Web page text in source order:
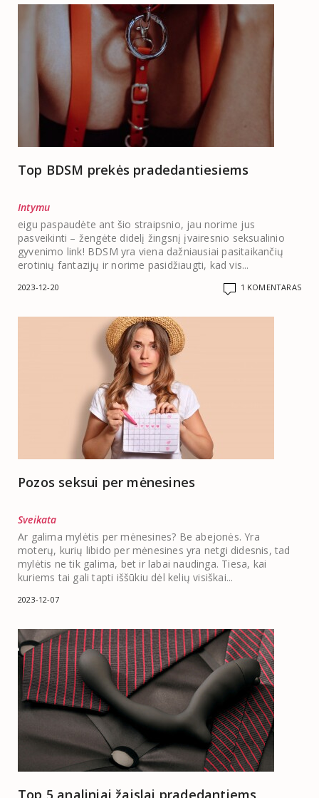
Top BDSM prekės pradedantiesiems
Intymu
eigu paspaudėte ant šio straipsnio, jau norime jus
pasveikinti – žengėte didelį žingsnį įvairesnio seksualinio
gyvenimo link! BDSM yra viena dažniausiai pasitaikančių
erotinių fantazijų ir norime pasidžiaugti, kad vis...
2023-12-20 1 KOMENTARAS
Pozos seksui per mėnesines
Sveikata
Ar galima mylėtis per mėnesines? Be abejonės. Yra
moterų, kurių libido per mėnesines yra netgi didesnis, tad
mylėtis ne tik galima, bet ir labai naudinga. Tiesa, kai
kuriems tai gali tapti iššūkiu dėl kelių visiškai...
2023-12-07
Top 5 analiniai žaislai pradedantiems